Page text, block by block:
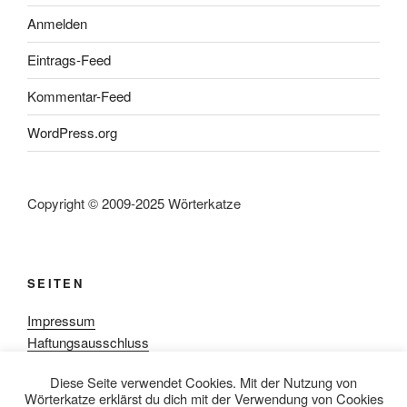
Anmelden
Eintrags-Feed
Kommentar-Feed
WordPress.org
Copyright © 2009-2025 Wörterkatze
SEITEN
Impressum
Haftungsausschluss
Rezensionpolitik
Diese Seite verwendet Cookies. Mit der Nutzung von
Wörterkatze erklärst du dich mit der Verwendung von Cookies